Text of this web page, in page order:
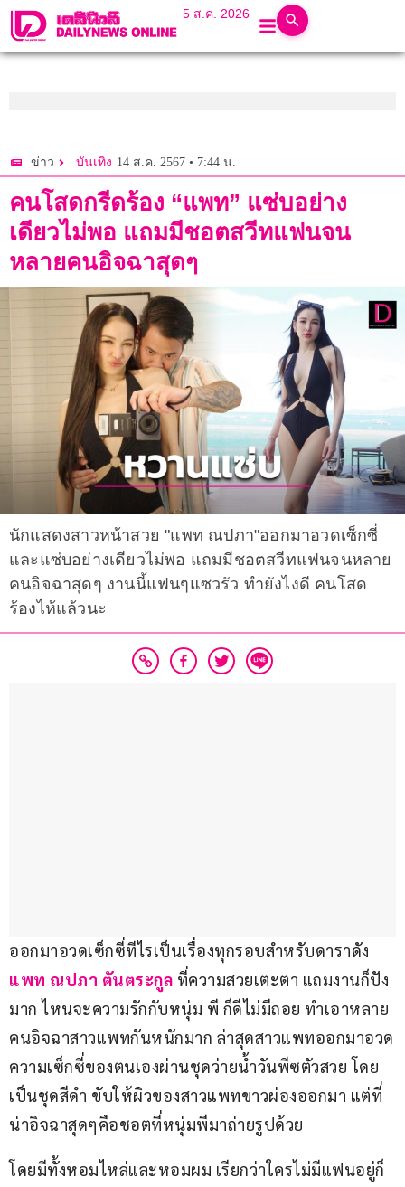
5 ส.ค. 2026
ข่าว บันเทิง 14 ส.ค. 2567 • 7:44 น.
คนโสดกรีดร้อง “แพท” แซ่บอย่าง
เดียวไม่พอ แถมมีชอตสวีทแฟนจน
หลายคนอิจฉาสุดๆ
นักแสดงสาวหน้าสวย "แพท ณปภา"ออกมาอวดเซ็กซี่
และแซ่บอย่างเดียวไม่พอ แถมมีชอตสวีทแฟนจนหลาย
คนอิจฉาสุดๆ งานนี้แฟนๆแซวรัว ทำยังไงดี คนโสด
ร้องไห้แล้วนะ
ออกมาอวดเซ็กซี่ทีไรเป็นเรื่องทุกรอบสำหรับดาราดัง
แพท ณปภา ตันตระกูล ที่ความสวยเตะตา แถมงานก็ปัง
มาก ไหนจะความรักกับหนุ่ม พี ก็ดีไม่มีถอย ทำเอาหลาย
คนอิจฉาสาวแพทกันหนักมาก ล่าสุดสาวแพทออกมาอวด
ความเซ็กซี่ของตนเองผ่านชุดว่ายน้ำวันพีซตัวสวย โดย
เป็นชุดสีดำ ขับให้ผิวของสาวแพทขาวผ่องออกมา แต่ที่
น่าอิจฉาสุดๆคือชอตที่หนุ่มพีมาถ่ายรูปด้วย
โดยมีทั้งหอมไหล่และหอมผม เรียกว่าใครไม่มีแฟนอยู่ก็